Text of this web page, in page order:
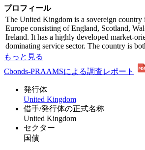
プロフィール
The United Kingdom is a sovereign country
Europe consisting of England, Scotland,
Ireland. It has a highly developed market-
dominating service sector. The country is
もっと見る
Cbonds-PRAAMSによる調査レポート
発行体
United Kingdom
借手/発行体の正式名称
United Kingdom
セクター
国債